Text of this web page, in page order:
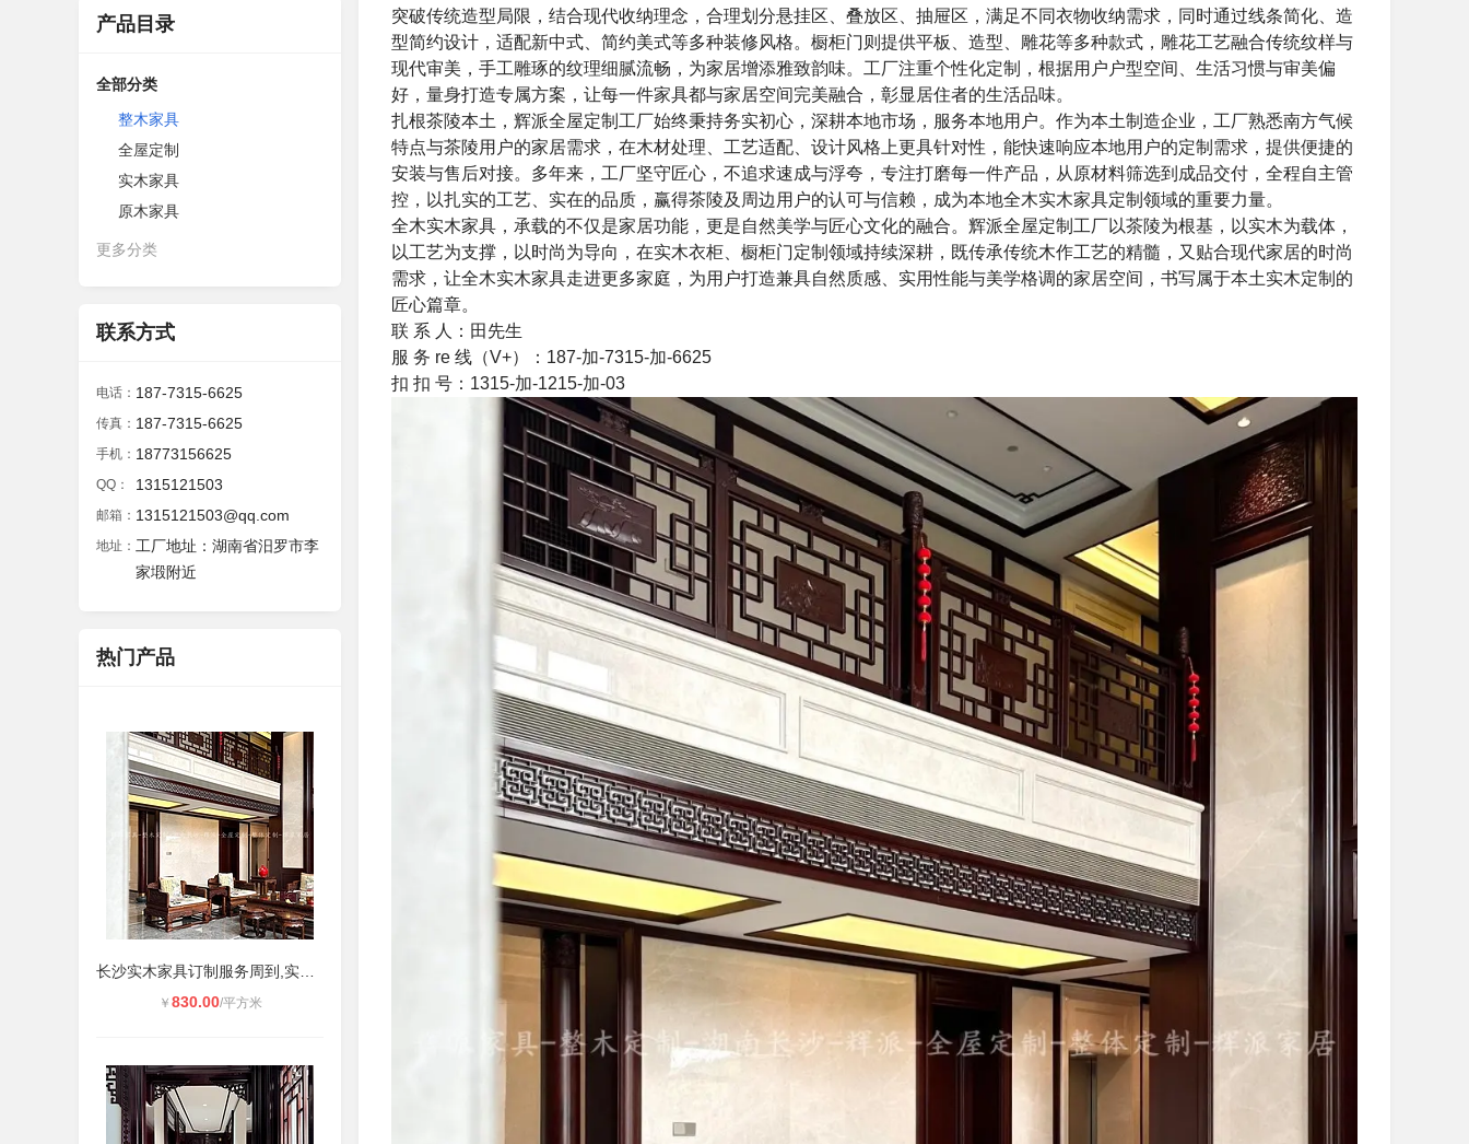
产品目录
全部分类
整木家具
全屋定制
实木家具
原木家具
更多分类
联系方式
电话： 187-7315-6625
传真： 187-7315-6625
手机： 18773156625
QQ： 1315121503
邮箱： 1315121503@qq.com
地址： 工厂地址：湖南省汨罗市李
家塅附近
热门产品
￥ 830.00/平方米
突破传统造型局限，结合现代收纳理念，合理划分悬挂区、叠放区、抽屉区，满足不同衣物收纳需求，同时通过线条简化、造
型简约设计，适配新中式、简约美式等多种装修风格。橱柜门则提供平板、造型、雕花等多种款式，雕花工艺融合传统纹样与
现代审美，手工雕琢的纹理细腻流畅，为家居增添雅致韵味。工厂注重个性化定制，根据用户户型空间、生活习惯与审美偏
好，量身打造专属方案，让每一件家具都与家居空间完美融合，彰显居住者的生活品味。
扎根茶陵本土，辉派全屋定制工厂始终秉持务实初心，深耕本地市场，服务本地用户。作为本土制造企业，工厂熟悉南方气候
特点与茶陵用户的家居需求，在木材处理、工艺适配、设计风格上更具针对性，能快速响应本地用户的定制需求，提供便捷的
安装与售后对接。多年来，工厂坚守匠心，不追求速成与浮夸，专注打磨每一件产品，从原材料筛选到成品交付，全程自主管
控，以扎实的工艺、实在的品质，赢得茶陵及周边用户的认可与信赖，成为本地全木实木家具定制领域的重要力量。
全木实木家具，承载的不仅是家居功能，更是自然美学与匠心文化的融合。辉派全屋定制工厂以茶陵为根基，以实木为载体，
以工艺为支撑，以时尚为导向，在实木衣柜、橱柜门定制领域持续深耕，既传承传统木作工艺的精髓，又贴合现代家居的时尚
需求，让全木实木家具走进更多家庭，为用户打造兼具自然质感、实用性能与美学格调的家居空间，书写属于本土实木定制的
匠心篇章。
联 系 人：田先生
服 务 re 线（V+）：187-加-7315-加-6625
扣 扣 号：1315-加-1215-加-03